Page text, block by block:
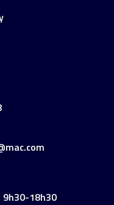
9h30-18h30